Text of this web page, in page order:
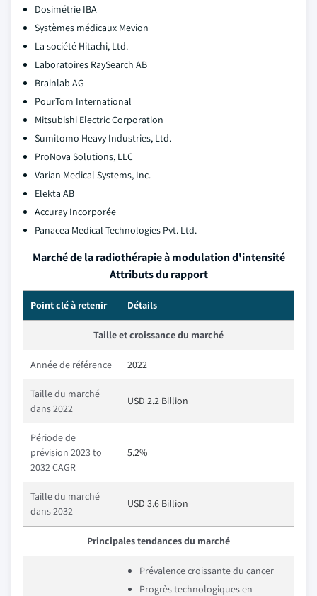
Dosimétrie IBA
Systèmes médicaux Mevion
La société Hitachi, Ltd.
Laboratoires RaySearch AB
Brainlab AG
PourTom International
Mitsubishi Electric Corporation
Sumitomo Heavy Industries, Ltd.
ProNova Solutions, LLC
Varian Medical Systems, Inc.
Elekta AB
Accuray Incorporée
Panacea Medical Technologies Pvt. Ltd.
Marché de la radiothérapie à modulation d'intensité
Attributs du rapport
Point clé à retenir Détails
Taille et croissance du marché
Année de référence 2022
Taille du marché
dans 2022
USD 2.2 Billion
Période de
prévision 2023 to
2032 CAGR
5.2%
Taille du marché
dans 2032
USD 3.6 Billion
Principales tendances du marché
Prévalence croissante du cancer
Progrès technologiques en